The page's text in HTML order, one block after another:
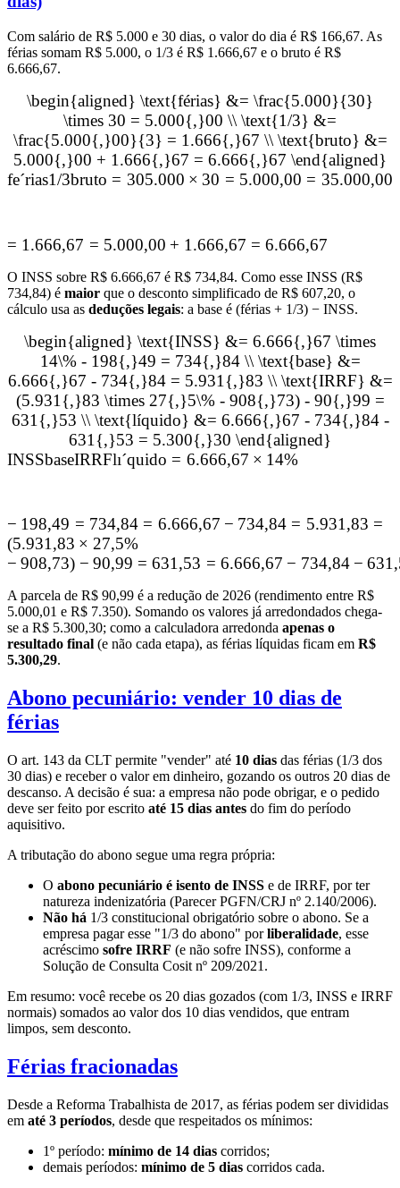
Com salário de R$ 5.000 e 30 dias, o valor do dia é R$ 166,67. As
férias somam R$ 5.000, o 1/3 é R$ 1.666,67 e o bruto é R$
6.666,67.
\begin{aligned} \text{férias} &= \frac{5.000}{30}
\times 30 = 5.000{,}00 \\ \text{1/3} &=
\frac{5.000{,}00}{3} = 1.666{,}67 \\ \text{bruto} &=
5.000{,}00 + 1.666{,}67 = 6.666{,}67 \end{aligned}
feˊrias1/3bruto = 305.000 × 30 = 5.000,00 = 35.000,00
= 1.666,67 = 5.000,00 + 1.666,67 = 6.666,67
O INSS sobre R$ 6.666,67 é R$ 734,84. Como esse INSS (R$
734,84) é maior que o desconto simplificado de R$ 607,20, o
cálculo usa as deduções legais: a base é (férias + 1/3) − INSS.
\begin{aligned} \text{INSS} &= 6.666{,}67 \times
14\% - 198{,}49 = 734{,}84 \\ \text{base} &=
6.666{,}67 - 734{,}84 = 5.931{,}83 \\ \text{IRRF} &=
(5.931{,}83 \times 27{,}5\% - 908{,}73) - 90{,}99 =
631{,}53 \\ \text{líquido} &= 6.666{,}67 - 734{,}84 -
631{,}53 = 5.300{,}30 \end{aligned}
INSSbaseIRRFlıˊquido = 6.666,67 × 14%
− 198,49 = 734,84 = 6.666,67 − 734,84 = 5.931 ,83 =
(5.931 ,83 × 27,5%
− 908,73) − 90,99 = 631 ,53 = 6.666,67 − 734,84 − 631 ,
A parcela de R$ 90,99 é a redução de 2026 (rendimento entre R$
5.000,01 e R$ 7.350). Somando os valores já arredondados chega-
se a R$ 5.300,30; como a calculadora arredonda apenas o
resultado final (e não cada etapa), as férias líquidas ficam em R$
5.300,29.
Abono pecuniário: vender 10 dias de
férias
O art. 143 da CLT permite "vender" até 10 dias das férias (1/3 dos
30 dias) e receber o valor em dinheiro, gozando os outros 20 dias de
descanso. A decisão é sua: a empresa não pode obrigar, e o pedido
deve ser feito por escrito até 15 dias antes do fim do período
aquisitivo.
A tributação do abono segue uma regra própria:
O abono pecuniário é isento de INSS e de IRRF, por ter
natureza indenizatória (Parecer PGFN/CRJ nº 2.140/2006).
Não há 1/3 constitucional obrigatório sobre o abono. Se a
empresa pagar esse "1/3 do abono" porliberalidade, esse
acréscimo sofre IRRF (e não sofre INSS), conforme a
Solução de Consulta Cosit nº 209/2021.
Em resumo: você recebe os 20 dias gozados (com 1/3, INSS e IRRF
normais) somados ao valor dos 10 dias vendidos, que entram
limpos, sem desconto.
Férias fracionadas
Desde a Reforma Trabalhista de 2017, as férias podem ser divididas
em até 3 períodos, desde que respeitados os mínimos:
1º período: mínimo de 14 dias corridos;
demais períodos: mínimo de 5 dias corridos cada.